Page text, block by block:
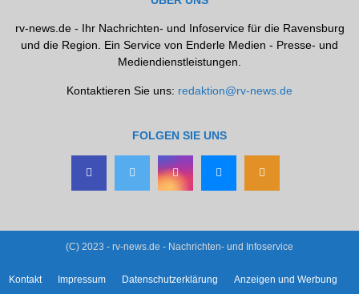
rv-news.de - Ihr Nachrichten- und Infoservice für die Ravensburg
und die Region. Ein Service von Enderle Medien - Presse- und
Mediendienstleistungen.
Kontaktieren Sie uns: redaktion@rv-news.de
FOLGEN SIE UNS
(C) 2023 - rv-news.de - Nachrichten- und Infoservice
Kontakt Impressum Datenschutzerklärung
Anzeigen und Werbung